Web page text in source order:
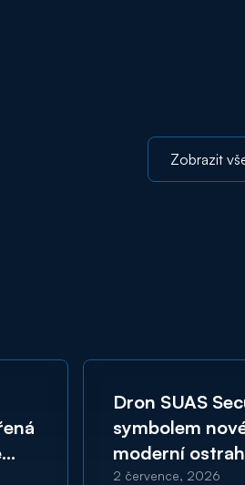
Zobrazit
Dron SUAS
symbolem
moderní
2 července, 2026